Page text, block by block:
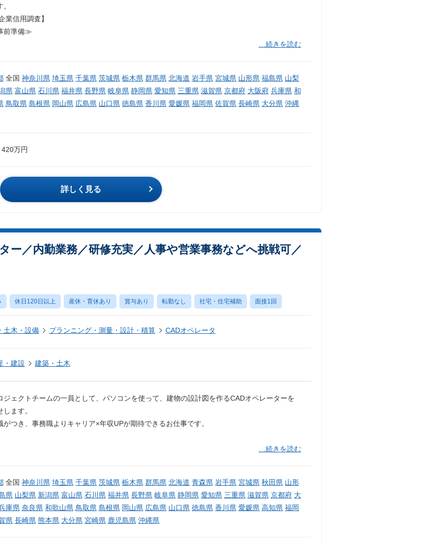
業信用調査】
準備≫
…続きを読む
全国 神奈川県 埼玉県 千葉県 茨城県 栃木県 群馬県 北海道 岩手県 宮城県 山形県 福島県 山梨
県 富山県 石川県 福井県 長野県 岐阜県 静岡県 愛知県 三重県 滋賀県 京都府 大阪府 兵庫県 和
鳥取県 島根県 岡山県 広島県 山口県 徳島県 香川県 愛媛県 福岡県 佐賀県 長崎県 大分県 沖縄
万円
詳しく見る
ー／内勤業務／研修充実／人事や営業事務などへ挑戦可／
休日120日以上 産休・育休あり 賞与あり 転勤なし 社宅・住宅補助 面接1回
土木・設備 プランニング・測量・設計・積算 CADオペレータ
・建設 建築・土木
ジェクトチームの一員として、パソコンを使って、建物の設計図を作るCADオペレーターを
します。
がつき、事務職よりキャリア×年収UPが期待できるお仕事です。
…続きを読む
全国 神奈川県 埼玉県 千葉県 茨城県 栃木県 群馬県 北海道 青森県 岩手県 宮城県 秋田県 山形
県 山梨県 新潟県 富山県 石川県 福井県 長野県 岐阜県 静岡県 愛知県 三重県 滋賀県 京都府 大
庫県 奈良県 和歌山県 鳥取県 島根県 岡山県 広島県 山口県 徳島県 香川県 愛媛県 高知県 福岡
県 長崎県 熊本県 大分県 宮崎県 鹿児島県 沖縄県